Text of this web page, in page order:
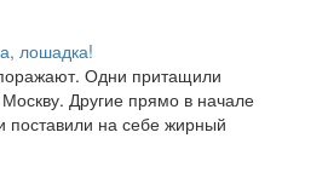
лошадка!
Одни притащили
Другие прямо в начале
поставили на себе жирный